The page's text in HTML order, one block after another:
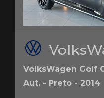
VolksWagen Golf
Aut. - Preto - 2014